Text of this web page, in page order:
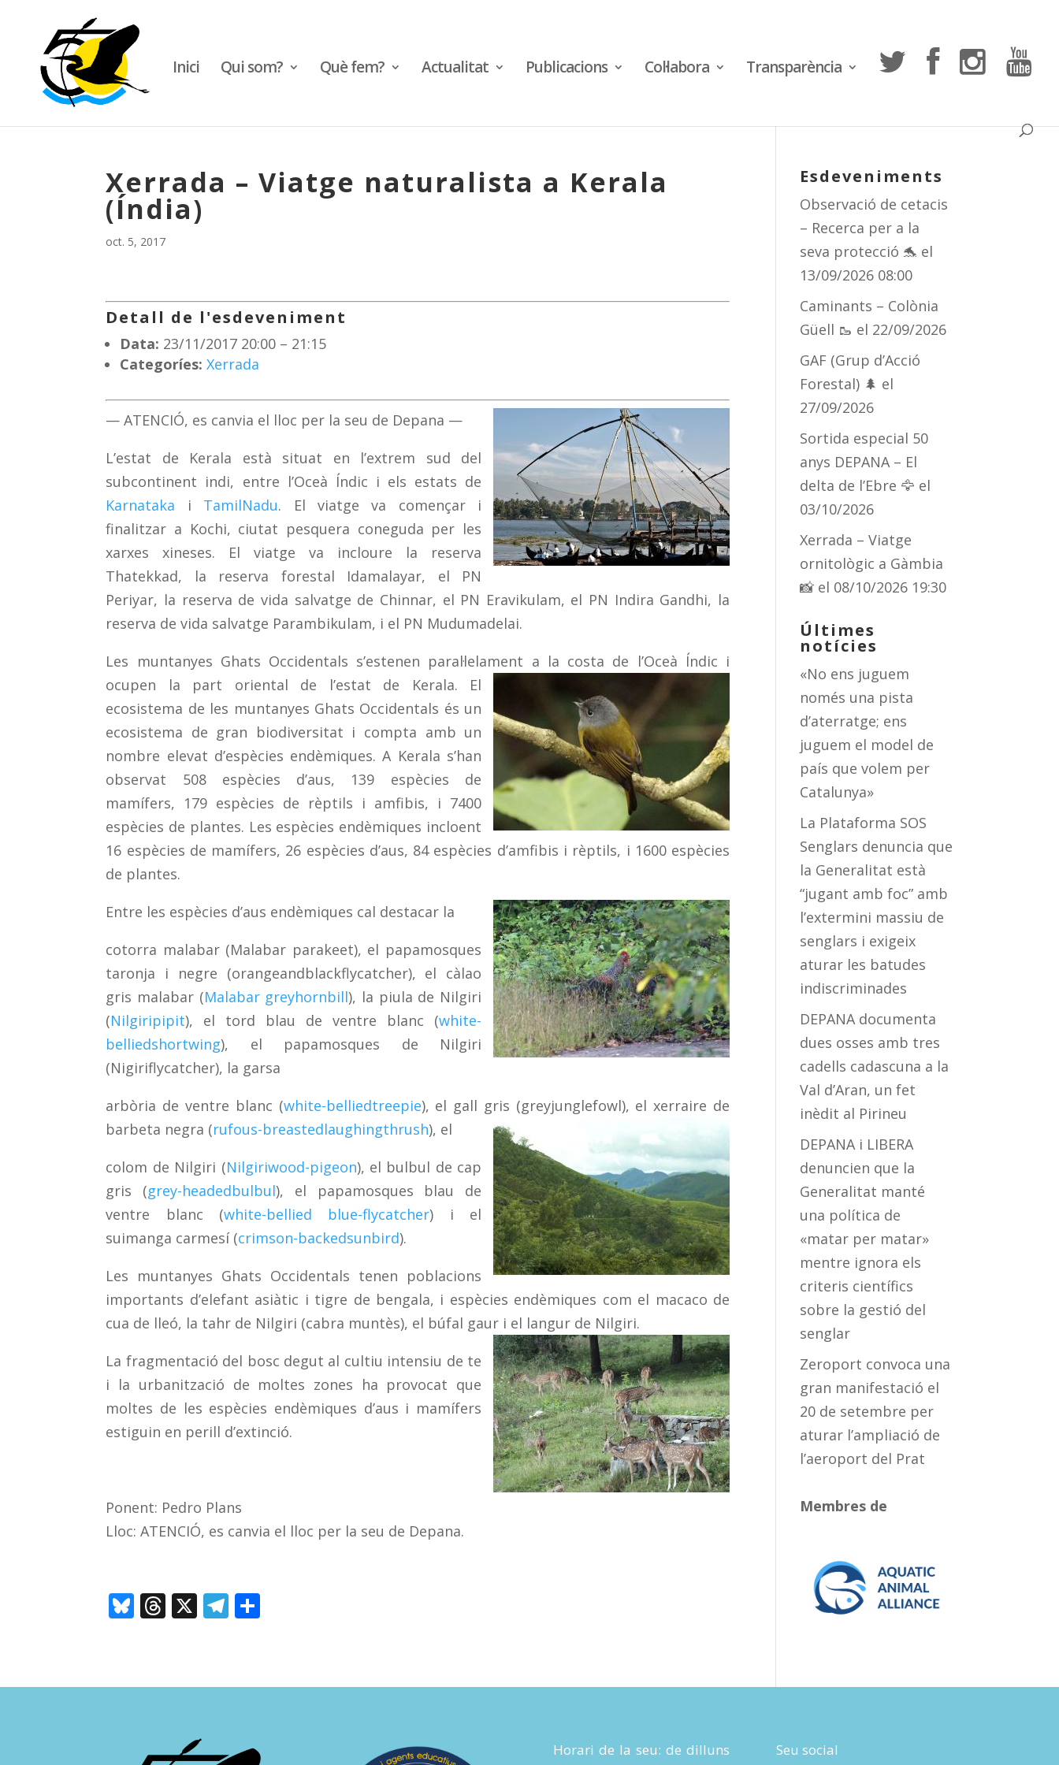
Inici Qui som? Què fem? Actualitat Publicacions Col·labora Transparència
Xerrada – Viatge naturalista a Kerala
(Índia)
oct. 5, 2017
Detall de l'esdeveniment
Data: 23/11/2017 20:00 – 21:15
Categoríes: Xerrada
— ATENCIÓ, es canvia el lloc per la seu de Depana —
L’estat de Kerala està situat en l’extrem sud del
subcontinent indi, entre l’Oceà Índic i els estats de
Karnataka i TamilNadu. El viatge va començar i
finalitzar a Kochi, ciutat pesquera coneguda per les
xarxes xineses. El viatge va incloure la reserva
Thatekkad, la reserva forestal Idamalayar, el PN
Periyar, la reserva de vida salvatge de Chinnar, el PN Eravikulam, el PN Indira Gandhi, la
reserva de vida salvatge Parambikulam, i el PN Mudumadelai.
Les muntanyes Ghats Occidentals s’estenen paral·lelament a la costa de l’Oceà Índic i
ocupen la part oriental de l’estat de Kerala. El
ecosistema de les muntanyes Ghats Occidentals és un
ecosistema de gran biodiversitat i compta amb un
nombre elevat d’espècies endèmiques. A Kerala s’han
observat 508 espècies d’aus, 139 espècies de
mamífers, 179 espècies de rèptils i amfibis, i 7400
espècies de plantes. Les espècies endèmiques incloent
16 espècies de mamífers, 26 espècies d’aus, 84 espècies d’amfibis i rèptils, i 1600 espècies
de plantes.
Entre les espècies d’aus endèmiques cal destacar la
cotorra malabar (Malabar parakeet), el papamosques
taronja i negre (orangeandblackflycatcher), el càlao
gris malabar (Malabar greyhornbill), la piula de Nilgiri
(Nilgiripipit), el tord blau de ventre blanc (white-
belliedshortwing), el papamosques de Nilgiri
(Nigiriflycatcher), la garsa
arbòria de ventre blanc (white-belliedtreepie), el gall gris (greyjunglefowl), el xerraire de
barbeta negra (rufous-breastedlaughingthrush), el
colom de Nilgiri (Nilgiriwood-pigeon), el bulbul de cap
gris (grey-headedbulbul), el papamosques blau de
ventre blanc (white-bellied blue-flycatcher) i el
suimanga carmesí (crimson-backedsunbird).
Les muntanyes Ghats Occidentals tenen poblacions
importants d’elefant asiàtic i tigre de bengala, i espècies endèmiques com el macaco de
cua de lleó, la tahr de Nilgiri (cabra muntès), el búfal gaur i el langur de Nilgiri.
La fragmentació del bosc degut al cultiu intensiu de te
i la urbanització de moltes zones ha provocat que
moltes de les espècies endèmiques d’aus i mamífers
estiguin en perill d’extinció.
Ponent: Pedro Plans
Lloc: ATENCIÓ, es canvia el lloc per la seu de Depana.
Bl
sk
T
a
X T
gr p
ix
Esdeveniments
Observació de cetacis
– Recerca per a la
seva protecció 🐬 el
13/09/2026 08:00
Caminants – Colònia
Güell 🥾 el 22/09/2026
GAF (Grup d’Acció
Forestal) 🌲 el
27/09/2026
Sortida especial 50
anys DEPANA – El
delta de l’Ebre 🦅 el
03/10/2026
Xerrada – Viatge
ornitològic a Gàmbia
📸 el 08/10/2026 19:30
Últimes
notícies
«No ens juguem
només una pista
d’aterratge; ens
juguem el model de
país que volem per
Catalunya»
La Plataforma SOS
Senglars denuncia que
la Generalitat està
“jugant amb foc” amb
l’extermini massiu de
senglars i exigeix
aturar les batudes
indiscriminades
DEPANA documenta
dues osses amb tres
cadells cadascuna a la
Val d’Aran, un fet
inèdit al Pirineu
DEPANA i LIBERA
denuncien que la
Generalitat manté
una política de
«matar per matar»
mentre ignora els
criteris científics
sobre la gestió del
senglar
Zeroport convoca una
gran manifestació el
20 de setembre per
aturar l’ampliació de
l’aeroport del Prat
Membres de
Horari de la seu: de dilluns
Seu social